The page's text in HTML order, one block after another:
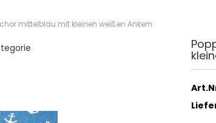
Konto
mittelblau mit kleinen weißen Ankern